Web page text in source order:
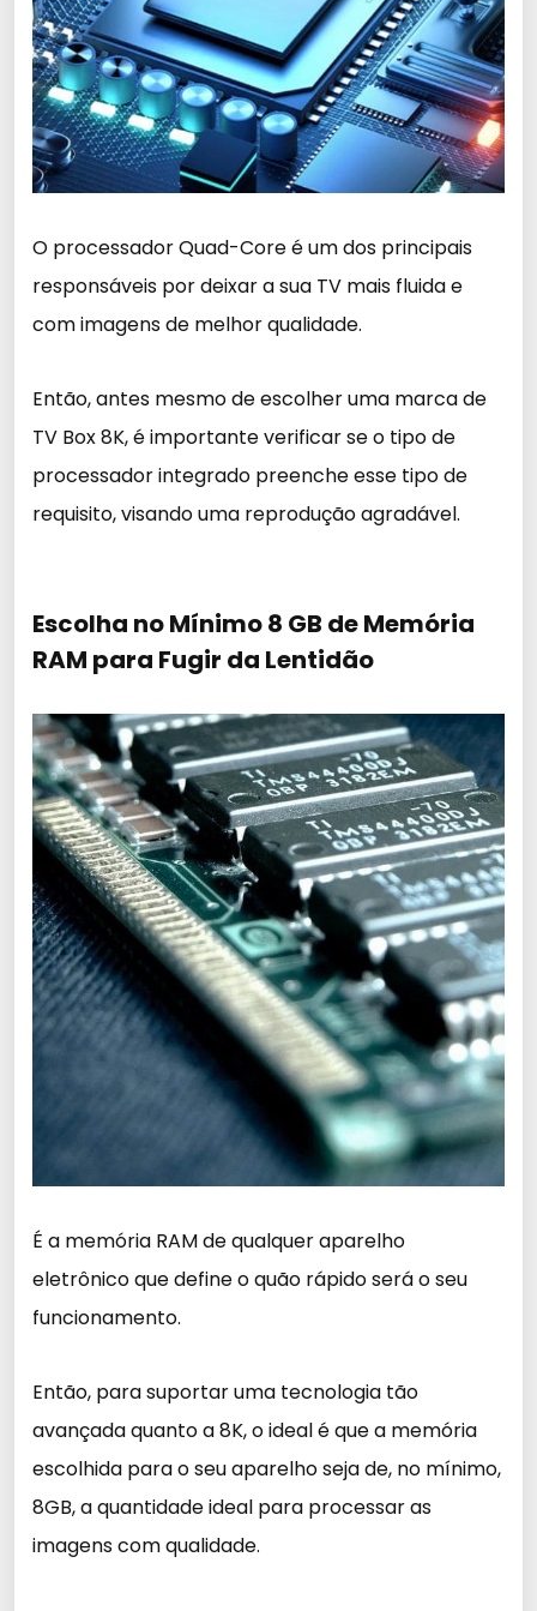
O processador Quad-Core é um dos principais
responsáveis por deixar a sua TV mais fluida e
com imagens de melhor qualidade.
Então, antes mesmo de escolher uma marca de
TV Box 8K, é importante verificar se o tipo de
processador integrado preenche esse tipo de
requisito, visando uma reprodução agradável.
Escolha no Mínimo 8 GB de Memória
RAM para Fugir da Lentidão
É a memória RAM de qualquer aparelho
eletrônico que define o quão rápido será o seu
funcionamento.
Então, para suportar uma tecnologia tão
avançada quanto a 8K, o ideal é que a memória
escolhida para o seu aparelho seja de, no mínimo,
8GB, a quantidade ideal para processar as
imagens com qualidade.